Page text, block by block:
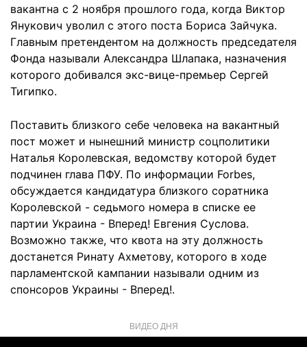
вакантна с 2 ноября прошлого года, когда Виктор
Янукович уволил с этого поста Бориса Зайчука.
Главным претендентом на должность председателя
Фонда называли Александра Шлапака, назначения
которого добивался экс-вице-премьер Сергей
Тигипко.
Поставить близкого себе человека на вакантный
пост может и нынешний министр соцполитики
Наталья Королевская, ведомству которой будет
подчинен глава ПФУ. По информации Forbes,
обсуждается кандидатура близкого соратника
Королевской - седьмого номера в списке ее
партии Украина - Вперед! Евгения Суслова.
Возможно также, что квота на эту должность
достанется Ринату Ахметову, которого в ходе
парламентской кампании называли одним из
спонсоров Украины - Вперед!.
ВИДЕО ДНЯ